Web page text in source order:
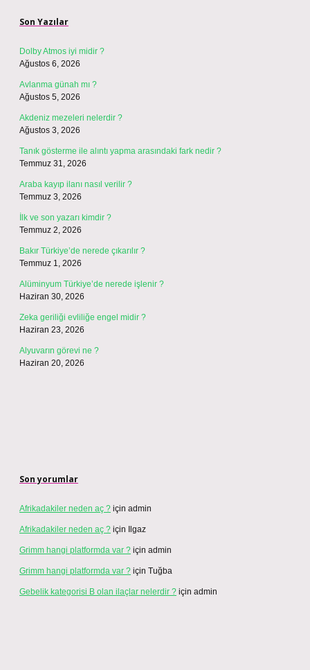
Son Yazılar
Dolby Atmos iyi midir ?
Ağustos 6, 2026
Avlanma günah mı ?
Ağustos 5, 2026
Akdeniz mezeleri nelerdir ?
Ağustos 3, 2026
Tanık gösterme ile alıntı yapma arasındaki fark nedir ?
Temmuz 31, 2026
Araba kayıp ilanı nasıl verilir ?
Temmuz 3, 2026
İlk ve son yazarı kimdir ?
Temmuz 2, 2026
Bakır Türkiye’de nerede çıkarılır ?
Temmuz 1, 2026
Alüminyum Türkiye’de nerede işlenir ?
Haziran 30, 2026
Zeka geriliği evliliğe engel midir ?
Haziran 23, 2026
Alyuvarın görevi ne ?
Haziran 20, 2026
Son yorumlar
Afrikadakiler neden aç ? için admin
Afrikadakiler neden aç ? için Ilgaz
Grimm hangi platformda var ? için admin
Grimm hangi platformda var ? için Tuğba
Gebelik kategorisi B olan ilaçlar nelerdir ? için admin